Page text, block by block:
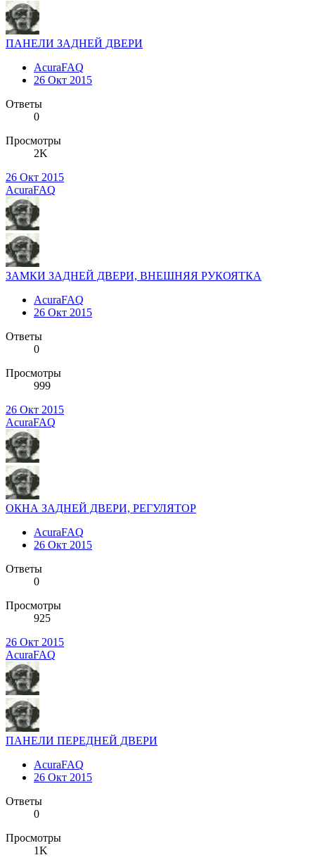
ПАНЕЛИ ЗАДНЕЙ ДВЕРИ
AcuraFAQ
26 Окт 2015
Ответы
0
Просмотры
2K
26 Окт 2015
AcuraFAQ
ЗАМКИ ЗАДНЕЙ ДВЕРИ, ВНЕШНЯЯ РУКОЯТКА
AcuraFAQ
26 Окт 2015
Ответы
0
Просмотры
999
26 Окт 2015
AcuraFAQ
ОКНА ЗАДНЕЙ ДВЕРИ, РЕГУЛЯТОР
AcuraFAQ
26 Окт 2015
Ответы
0
Просмотры
925
26 Окт 2015
AcuraFAQ
ПАНЕЛИ ПЕРЕДНЕЙ ДВЕРИ
AcuraFAQ
26 Окт 2015
Ответы
0
Просмотры
1K